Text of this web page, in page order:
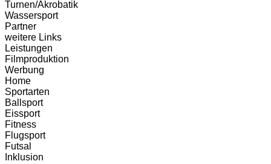
Turnen/Akrobatik
Wassersport
Partner
weitere Links
Leistungen
Filmproduktion
Werbung
Menü
Home
Sportarten
Ballsport
Eissport
Fitness
Flugsport
Futsal
Inklusion